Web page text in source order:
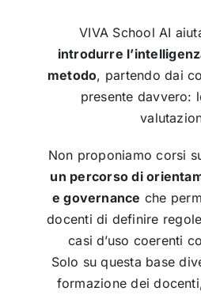
VIVA School AI
introdurre
metodo, partendo dai
presente davvero:
Non proponiamo corsi
un percorso di
e governance che
docenti di definire
casi d’uso coerenti
Solo su questa base
formazione dei